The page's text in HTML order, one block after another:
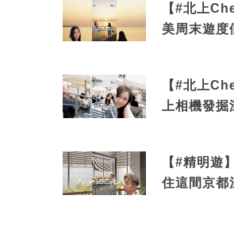
【#北上
美周末遊
【#北上
上相機發
【#精明遊
住這間京